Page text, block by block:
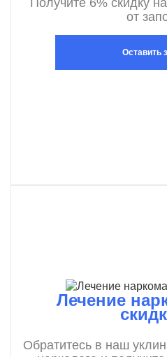
Получите 6% скидку
от
Оставить
Лечение
Обратитесь в наш